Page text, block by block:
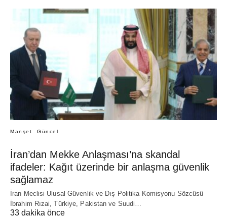
Manşet Güncel
İran’dan Mekke Anlaşması’na skandal
ifadeler: Kağıt üzerinde bir anlaşma güvenlik
sağlamaz
İran Meclisi Ulusal Güvenlik ve Dış Politika Komisyonu Sözcüsü
İbrahim Rızai, Türkiye, Pakistan ve Suudi…
33 dakika önce